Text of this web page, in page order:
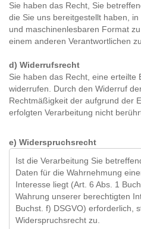
Sie haben das Recht, Sie
die Sie uns bereitgestellt haben,
und maschinenlesbaren Format
einem anderen Verantwortlichen
d) Widerrufsrecht
Sie haben das Recht, eine erteilte
widerrufen. Durch den Widerruf
Rechtmäßigkeit der aufgrund der
erfolgten Verarbeitung nicht
e) Widerspruchsrecht
Ist die Verarbeitung Sie
Daten für die Wahrnehmung
Interesse liegt (Art. 6 Abs. 1
Wahrung unserer berechtigten
Buchst. f) DSGVO) erforderlich,
Widerspruchsrecht zu.